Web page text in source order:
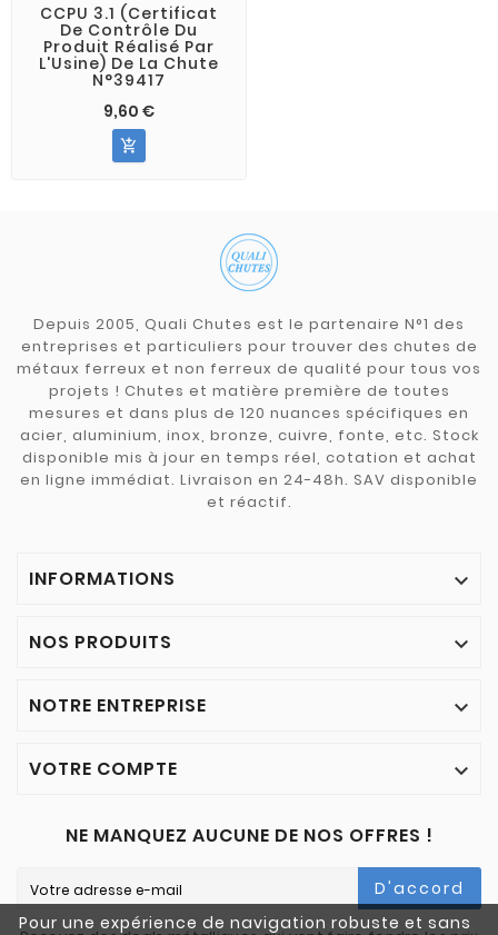
Pour une expérience de navigation robuste et sans
CCPU 3.1 (Certificat
De Contrôle Du
Produit Réalisé Par
L'Usine) De La Chute
N°39417
9,60 €

Depuis 2005, Quali Chutes est le partenaire N°1 des
entreprises et particuliers pour trouver des chutes de
métaux ferreux et non ferreux de qualité pour tous vos
projets ! Chutes et matière première de toutes
mesures et dans plus de 120 nuances spécifiques en
acier, aluminium, inox, bronze, cuivre, fonte, etc. Stock
disponible mis à jour en temps réel, cotation et achat
en ligne immédiat. Livraison en 24-48h. SAV disponible
et réactif.
INFORMATIONS 
NOS PRODUITS 
NOTRE ENTREPRISE 
VOTRE COMPTE 
NE MANQUEZ AUCUNE DE NOS OFFRES !
D'accord